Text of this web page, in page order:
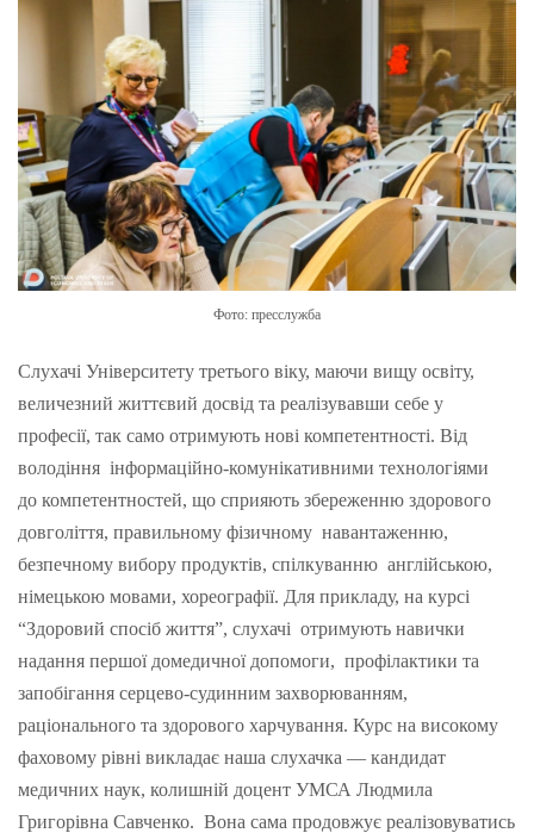
Фото: пресслужба
Слухачі Університету третього віку, маючи вищу освіту,
величезний життєвий досвід та реалізувавши себе у
професії, так само отримують нові компетентності. Від
володіння інформаційно-комунікативними технологіями
до компетентностей, що сприяють збереженню здорового
довголіття, правильному фізичному навантаженню,
безпечному вибору продуктів, спілкуванню англійською,
німецькою мовами, хореографії. Для прикладу, на курсі
“Здоровий спосіб життя”, слухачі отримують навички
надання першої домедичної допомоги, профілактики та
запобігання серцево-судинним захворюванням,
раціонального та здорового харчування. Курс на високому
фаховому рівні викладає наша слухачка — кандидат
медичних наук, колишній доцент УМСА Людмила
Григорівна Савченко. Вона сама продовжує реалізовуватись